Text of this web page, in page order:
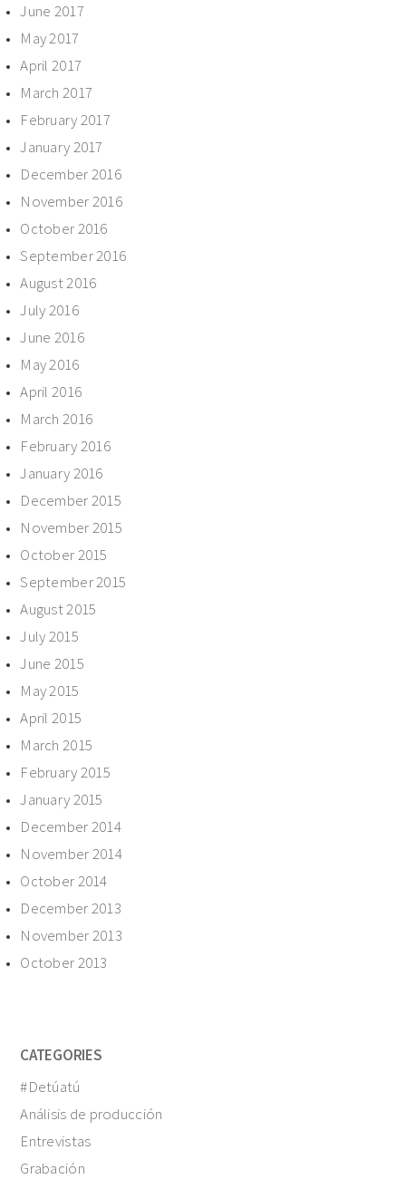
June 2017
May 2017
April 2017
March 2017
February 2017
January 2017
December 2016
November 2016
October 2016
September 2016
August 2016
July 2016
June 2016
May 2016
April 2016
March 2016
February 2016
January 2016
December 2015
November 2015
October 2015
September 2015
August 2015
July 2015
June 2015
May 2015
April 2015
March 2015
February 2015
January 2015
December 2014
November 2014
October 2014
December 2013
November 2013
October 2013
CATEGORIES
#Detúatú
Análisis de producción
Entrevistas
Grabación